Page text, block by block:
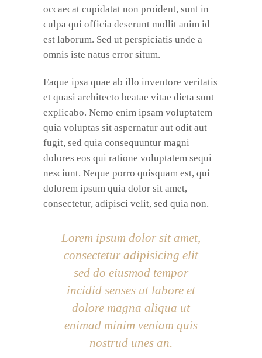
occaecat cupidatat non proident, sunt in
culpa qui officia deserunt mollit anim id
est laborum. Sed ut perspiciatis unde a
omnis iste natus error situm.
Eaque ipsa quae ab illo inventore veritatis
et quasi architecto beatae vitae dicta sunt
explicabo. Nemo enim ipsam voluptatem
quia voluptas sit aspernatur aut odit aut
fugit, sed quia consequuntur magni
dolores eos qui ratione voluptatem sequi
nesciunt. Neque porro quisquam est, qui
dolorem ipsum quia dolor sit amet,
consectetur, adipisci velit, sed quia non.
Lorem ipsum dolor sit amet,
consectetur adipisicing elit
sed do eiusmod tempor
incidid senses ut labore et
dolore magna aliqua ut
enimad minim veniam quis
nostrud unes an.